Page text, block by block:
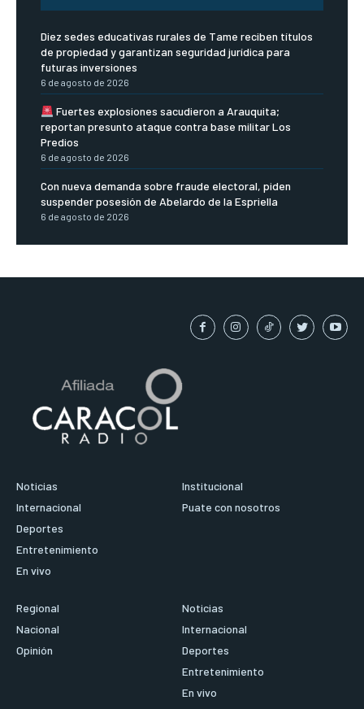
Diez sedes educativas rurales de Tame reciben títulos
de propiedad y garantizan seguridad jurídica para
futuras inversiones
6 de agosto de 2026
Fuertes explosiones sacudieron a Arauquita;
reportan presunto ataque contra base militar Los
Predios
6 de agosto de 2026
Con nueva demanda sobre fraude electoral, piden
suspender posesión de Abelardo de la Espriella
6 de agosto de 2026
Noticias
Internacional
Deportes
Entretenimiento
En vivo
Institucional
Puate con nosotros
Regional
Nacional
Opinión
Noticias
Internacional
Deportes
Entretenimiento
En vivo